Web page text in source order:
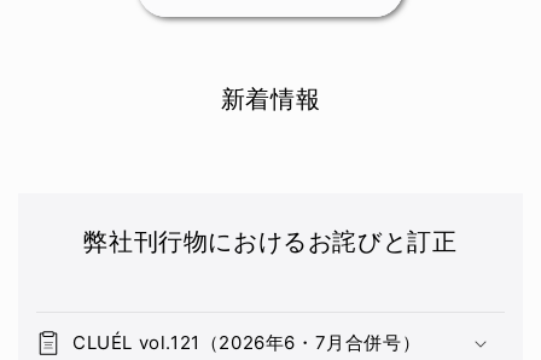
新着情報
弊社刊行物におけるお詫びと訂正
CLUÉL vol.121（2026年6・7月合併号）